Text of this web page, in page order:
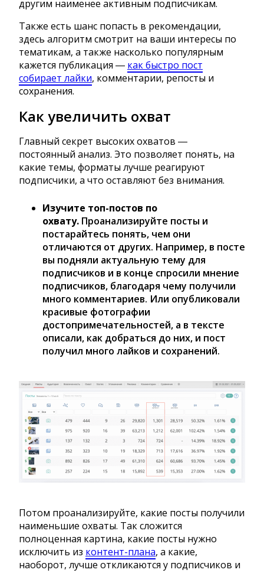
другим наименее активным подписчикам.
Также есть шанс попасть в рекомендации,
здесь алгоритм смотрит на ваши интересы по
тематикам, а также насколько популярным
кажется публикация ― как быстро пост
собирает лайки, комментарии, репосты и
сохранения.
Как увеличить охват
Главный секрет высоких охватов ―
постоянный анализ. Это позволяет понять, на
какие темы, форматы лучше реагируют
подписчики, а что оставляют без внимания.
Изучите топ-постов по
охвату. Проанализируйте посты и
постарайтесь понять, чем они
отличаются от других. Например, в посте
вы подняли актуальную тему для
подписчиков и в конце спросили мнение
подписчиков, благодаря чему получили
много комментариев. Или опубликовали
красивые фотографии
достопримечательностей, а в тексте
описали, как добраться до них, и пост
получил много лайков и сохранений.
Потом проанализируйте, какие посты получили
наименьшие охваты. Так сложится
полноценная картина, какие посты нужно
исключить из контент-плана, а какие,
наоборот, лучше откликаются у подписчиков и